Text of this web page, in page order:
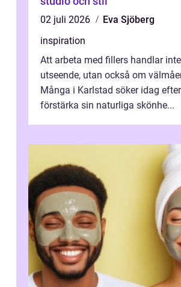
02 juli 2026
Eva Sjöberg
inspiration
Att arbeta med fillers handlar
utseende, utan också om
Många i Karlstad söker idag
förstärka sin naturliga skönhe...